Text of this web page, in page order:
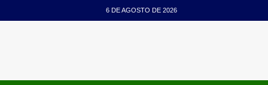
6 DE AGOSTO DE 2026